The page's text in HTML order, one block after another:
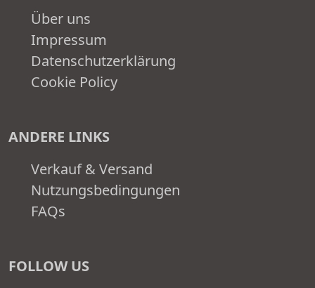
Über uns
Impressum
Datenschutzerklärung
Cookie Policy
ANDERE LINKS
Verkauf & Versand
Nutzungsbedingungen
FAQs
FOLLOW US